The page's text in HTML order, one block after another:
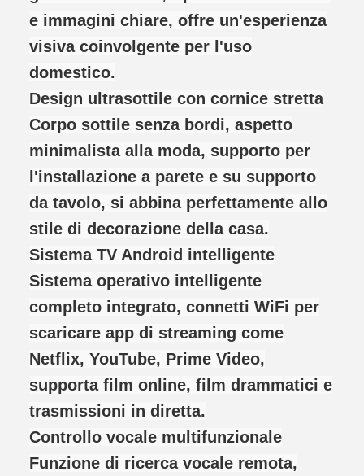
e immagini chiare, offre un'esperienza
visiva coinvolgente per l'uso
domestico.
Design ultrasottile con cornice stretta
Corpo sottile senza bordi, aspetto
minimalista alla moda, supporto per
l'installazione a parete e su supporto
da tavolo, si abbina perfettamente allo
stile di decorazione della casa.
Sistema TV Android intelligente
Sistema operativo intelligente
completo integrato, connetti WiFi per
scaricare app di streaming come
Netflix, YouTube, Prime Video,
supporta film online, film drammatici e
trasmissioni in diretta.
Controllo vocale multifunzionale
Funzione di ricerca vocale remota,